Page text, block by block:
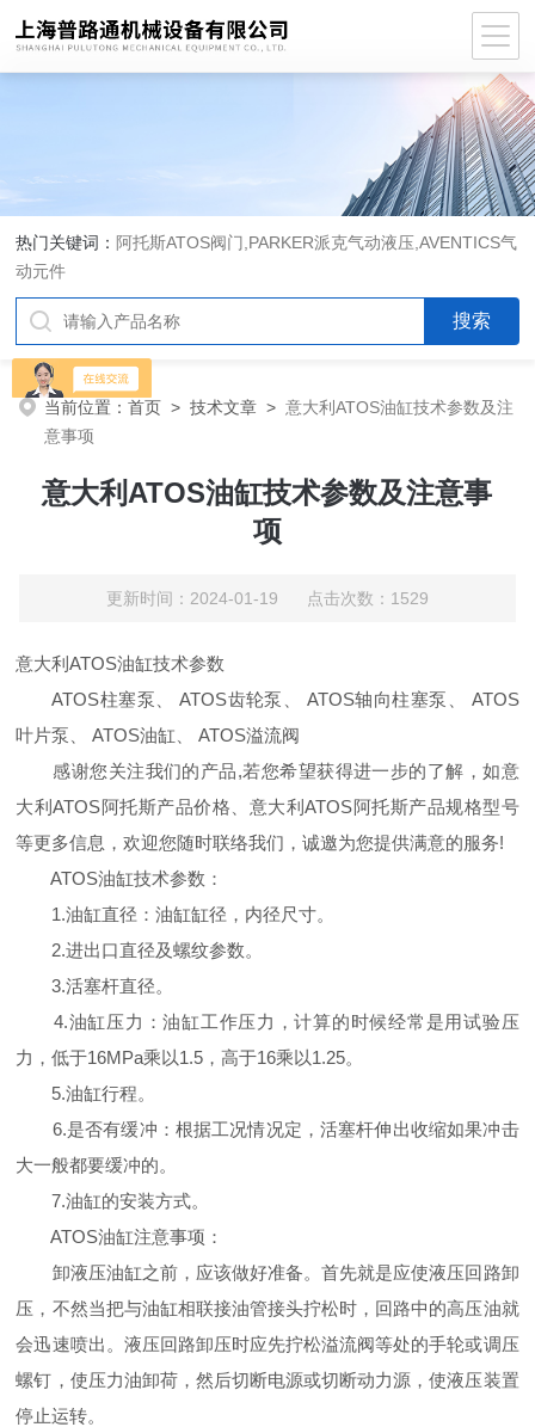
热门关键词： 阿托斯ATOS阀门,PARKER派克气动液压,AVENTICS气
动元件
当前位置：首页 >技术文章 >意大利ATOS油缸技术参数及注
意事项
意大利ATOS油缸技术参数及注意事
项
更新时间：2024-01-19 点击次数：1529
意大利ATOS油缸技术参数
ATOS柱塞泵、 ATOS齿轮泵、 ATOS轴向柱塞泵、 ATOS
叶片泵、 ATOS油缸、 ATOS溢流阀
感谢您关注我们的产品,若您希望获得进一步的了解，如意
大利ATOS阿托斯产品价格、意大利ATOS阿托斯产品规格型号
等更多信息，欢迎您随时联络我们，诚邀为您提供满意的服务!
ATOS油缸技术参数：
1.油缸直径：油缸缸径，内径尺寸。
2.进出口直径及螺纹参数。
3.活塞杆直径。
4.油缸压力：油缸工作压力，计算的时候经常是用试验压
力，低于16MPa乘以1.5，高于16乘以1.25。
5.油缸行程。
6.是否有缓冲：根据工况情况定，活塞杆伸出收缩如果冲击
大一般都要缓冲的。
7.油缸的安装方式。
ATOS油缸注意事项：
卸液压油缸之前，应该做好准备。首先就是应使液压回路卸
压，不然当把与油缸相联接油管接头拧松时，回路中的高压油就
会迅速喷出。液压回路卸压时应先拧松溢流阀等处的手轮或调压
螺钉，使压力油卸荷，然后切断电源或切断动力源，使液压装置
停止运转。